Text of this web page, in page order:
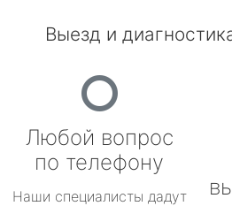
Выезд и
Любой вопрос
по телефону
Наши специалисты дадут